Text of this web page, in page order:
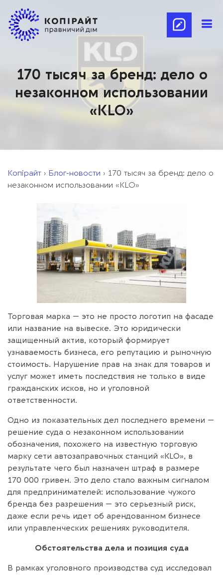
170 тысяч за бренд: дело о
незаконном использовании
«KLO»
Копірайт › Блог-новости › 170 тысяч за бренд: дело о
незаконном использовании «KLO»
Торговая марка — это не просто логотип на фасаде
или название на вывеске. Это юридически
защищенный актив, который формирует
узнаваемость бизнеса, его репутацию и рыночную
стоимость. Нарушение прав на знак для товаров и
услуг может иметь последствия не только в виде
гражданских исков, но и уголовной
ответственности.
Одно из показательных дел последнего времени —
решение суда о незаконном использовании
обозначения, похожего на известную торговую
марку сети автозаправочных станций «KLO», в
результате чего был назначен штраф в размере
170 000 гривен. Это дело стало важным сигналом
для предпринимателей: использование чужого
бренда без разрешения — это серьезный риск,
даже если речь идет об арендованном бизнесе
или управленческих решениях руководителя.
Обстоятельства дела и позиция суда
В рамках уголовного производства суд исследовал